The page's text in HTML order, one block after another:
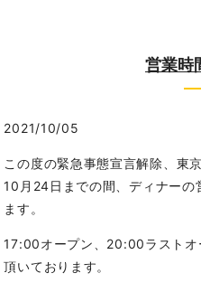
営業時
2021/10/05
この度の緊急事態宣言解除、東
10月24日までの間、ディナーの
ます。
17:00オープン、20:00ラスト
頂いております。